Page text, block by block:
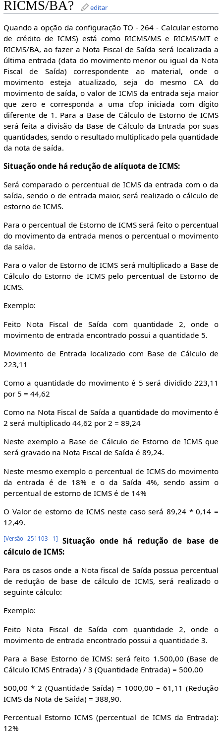
RICMS/BA?
editar
Quando a opção da configuração TO - 264 - Calcular estorno
de crédito de ICMS) está como RICMS/MS e RICMS/MT e
RICMS/BA, ao fazer a Nota Fiscal de Saída será localizada a
última entrada (data do movimento menor ou igual da Nota
Fiscal de Saída) correspondente ao material, onde o
movimento esteja atualizado, seja do mesmo CA do
movimento de saída, o valor de ICMS da entrada seja maior
que zero e corresponda a uma cfop iniciada com dígito
diferente de 1. Para a Base de Cálculo de Estorno de ICMS
será feita a divisão da Base de Cálculo da Entrada por suas
quantidades, sendo o resultado multiplicado pela quantidade
da nota de saída.
Situação onde há redução de alíquota de ICMS:
Será comparado o percentual de ICMS da entrada com o da
saída, sendo o de entrada maior, será realizado o cálculo de
estorno de ICMS.
Para o percentual de Estorno de ICMS será feito o percentual
do movimento da entrada menos o percentual o movimento
da saída.
Para o valor de Estorno de ICMS será multiplicado a Base de
Cálculo do Estorno de ICMS pelo percentual de Estorno de
ICMS.
Exemplo:
Feito Nota Fiscal de Saída com quantidade 2, onde o
movimento de entrada encontrado possui a quantidade 5.
Movimento de Entrada localizado com Base de Cálculo de
223,11
Como a quantidade do movimento é 5 será dividido 223,11
por 5 = 44,62
Como na Nota Fiscal de Saída a quantidade do movimento é
2 será multiplicado 44,62 por 2 = 89,24
Neste exemplo a Base de Cálculo de Estorno de ICMS que
será gravado na Nota Fiscal de Saída é 89,24.
Neste mesmo exemplo o percentual de ICMS do movimento
da entrada é de 18% e o da Saída 4%, sendo assim o
percentual de estorno de ICMS é de 14%
O Valor de estorno de ICMS neste caso será 89,24 * 0,14 =
12,49.
[Versão 251103 1 ]
Situação onde há redução de base de
cálculo de ICMS:
Para os casos onde a Nota fiscal de Saída possua percentual
de redução de base de cálculo de ICMS, será realizado o
seguinte cálculo:
Exemplo:
Feito Nota Fiscal de Saída com quantidade 2, onde o
movimento de entrada encontrado possui a quantidade 3.
Para a Base Estorno de ICMS: será feito 1.500,00 (Base de
Cálculo ICMS Entrada) / 3 (Quantidade Entrada) = 500,00
500,00 * 2 (Quantidade Saída) = 1000,00 – 61,11 (Redução
ICMS da Nota de Saída) = 388,90.
Percentual Estorno ICMS (percentual de ICMS da Entrada):
12%